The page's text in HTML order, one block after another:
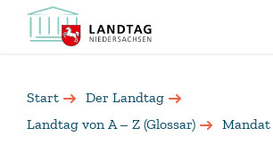
Start
Der Landtag
Landtag von A – Z (Glossar)
Mandat